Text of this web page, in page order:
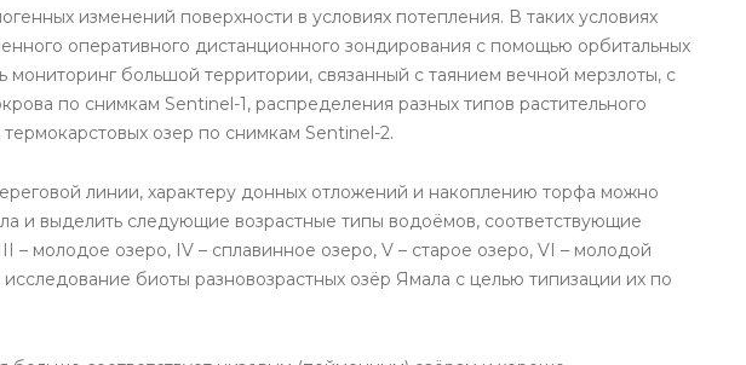
изменений поверхности в условиях потепления. В таких условиях
оперативного дистанционного зондирования с помощью орбитальных
мониторинг большой территории, связанный с таянием вечной мерзлоты, с
по снимкам Sentinel-1, распределения разных типов растительного
озер по снимкам Sentinel-2.
линии, характеру донных отложений и накоплению торфа можно
и выделить следующие возрастные типы водоёмов, соответствующие
– молодое озеро, IV – сплавинное озеро, V – старое озеро, VI – молодой
биоты разновозрастных озёр Ямала с целью типизации их по